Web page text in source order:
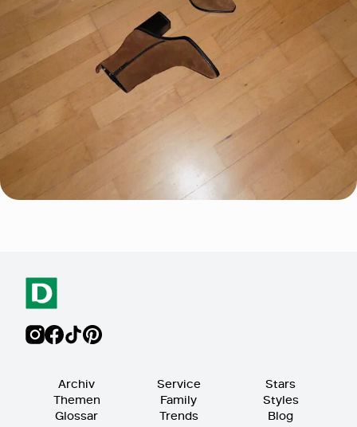
Archiv
Themen
Glossar
Service
Family
Trends
Stars
Styles
Blog